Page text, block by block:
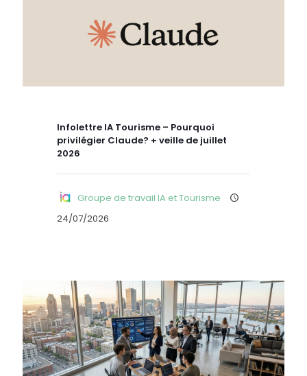
Infolettre IA Tourisme – Pourquoi
privilégier Claude? + veille de juillet
2026
Groupe de travail IA et Tourisme
24/07/2026